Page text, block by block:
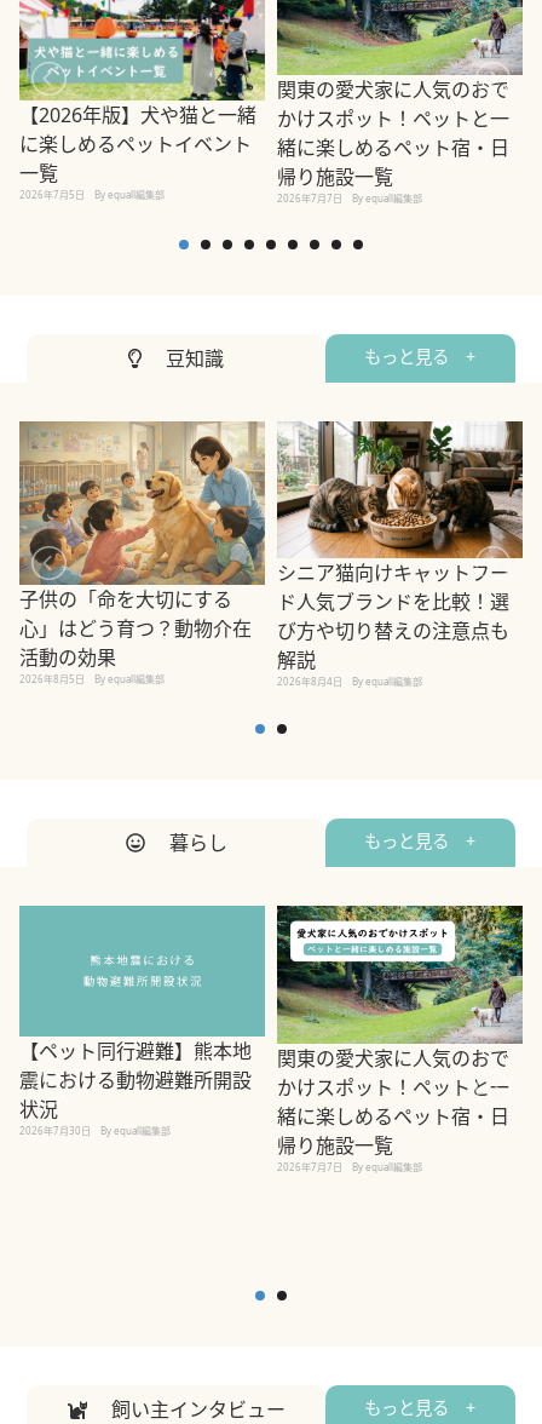
【2026年版】犬や猫と一緒
に楽しめるペットイベント
一覧
2026年7月5日 By equall編集部
関東の愛犬家に人気のおで
かけスポット！ペットと一
緒に楽しめるペット宿・日
帰り施設一覧
2026年7月7日 By equall編集部
豆知識 もっと見る +
子供の「命を大切にする
心」はどう育つ？動物介在
活動の効果
2026年8月5日 By equall編集部
シニア猫向けキャットフー
ド人気ブランドを比較！選
び方や切り替えの注意点も
解説
2026年8月4日 By equall編集部
暮らし もっと見る +
【ペット同行避難】熊本地
震における動物避難所開設
状況
2026年7月30日 By equall編集部
関東の愛犬家に人気のおで
かけスポット！ペットと一
緒に楽しめるペット宿・日
帰り施設一覧
2026年7月7日 By equall編集部
飼い主インタビュー もっと見る +